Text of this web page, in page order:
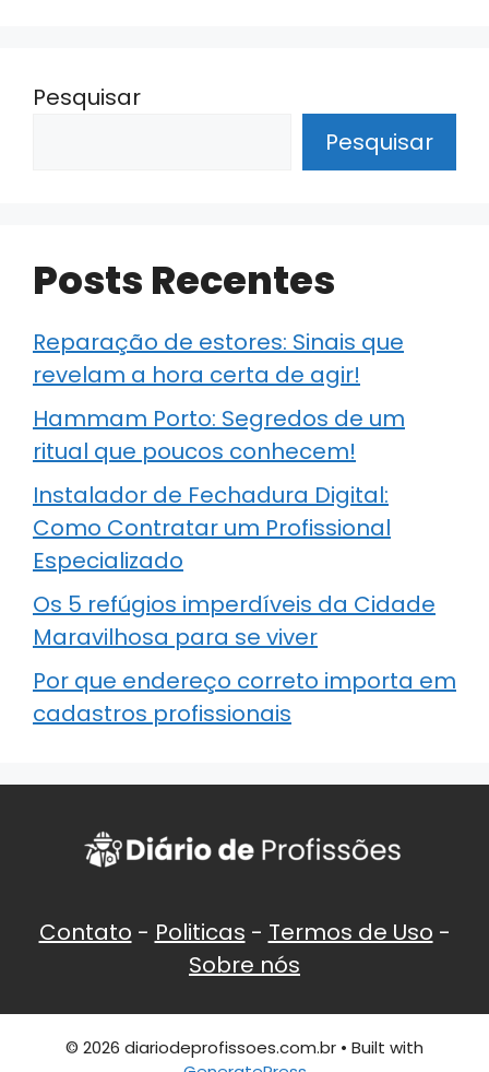
Pesquisar
Pesquisar
Posts Recentes
Reparação de estores: Sinais que
revelam a hora certa de agir!
Hammam Porto: Segredos de um
ritual que poucos conhecem!
Instalador de Fechadura Digital:
Como Contratar um Profissional
Especializado
Os 5 refúgios imperdíveis da Cidade
Maravilhosa para se viver
Por que endereço correto importa em
cadastros profissionais
Contato - Politicas - Termos de Uso -
Sobre nós
© 2026 diariodeprofissoes.com.br • Built with